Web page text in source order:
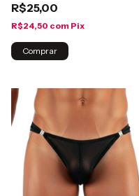
R$25,00
R$24,50 com Pix
Comprar